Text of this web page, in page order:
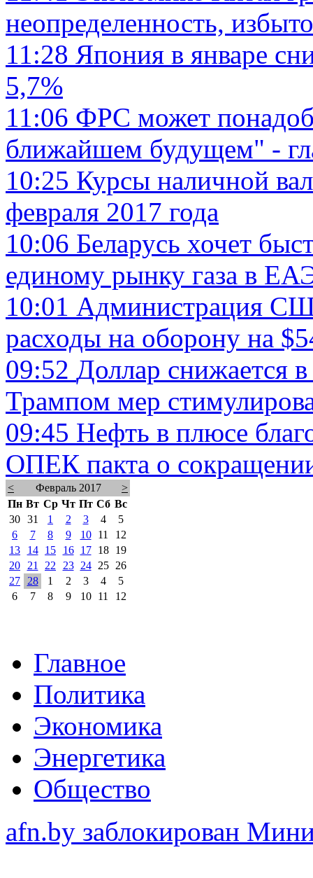
неопределенность,
11:28 Япония в январе
5,7%
11:06 ФРС может
ближайшем будущем" -
10:25 Курсы наличной
февраля 2017 года
10:06 Беларусь хочет
единому рынку газа в
10:01 Администрация
расходы на оборону на
09:52 Доллар снижается
Трампом мер
09:45 Нефть в плюсе
ОПЕК пакта о
< Февраль 2017
>
Пн Вт Ср Чт Пт Сб Вс
30 31 1 2 3 4
5
6
7 8 9 10 11
12
13
14 15 16 17 18
19
20
21 22 23 24 25
26
27
28 1 2 3 4
5
6
7 8 9 10 11 12
Главное
Политика
Экономика
Энергетика
Общество
afn.by заблокирован